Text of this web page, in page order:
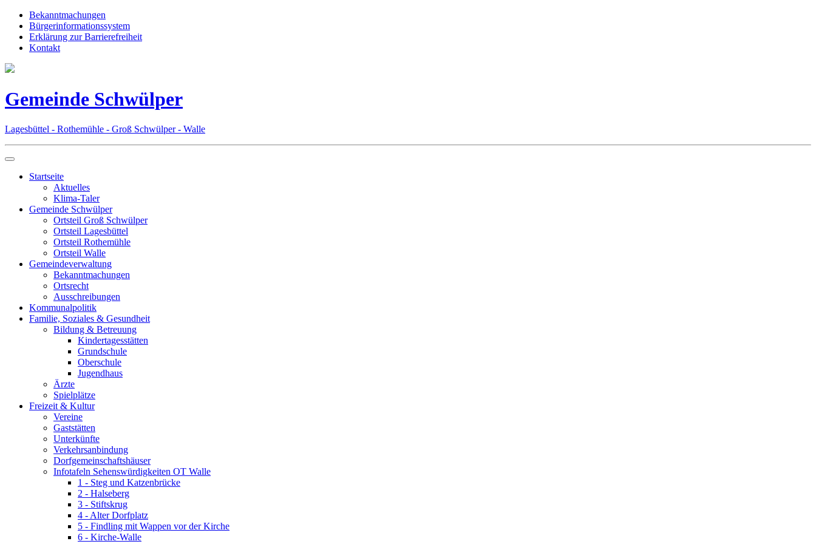
Bekanntmachungen
Bürgerinformationssystem
Erklärung zur Barrierefreiheit
Kontakt
Gemeinde Schwülper
Lagesbüttel - Rothemühle - Groß Schwülper - Walle
Startseite
Aktuelles
Klima-Taler
Gemeinde Schwülper
Ortsteil Groß Schwülper
Ortsteil Lagesbüttel
Ortsteil Rothemühle
Ortsteil Walle
Gemeindeverwaltung
Bekanntmachungen
Ortsrecht
Ausschreibungen
Kommunalpolitik
Familie, Soziales & Gesundheit
Bildung & Betreuung
Kindertagesstätten
Grundschule
Oberschule
Jugendhaus
Ärzte
Spielplätze
Freizeit & Kultur
Vereine
Gaststätten
Unterkünfte
Verkehrsanbindung
Dorfgemeinschaftshäuser
Infotafeln Sehenswürdigkeiten OT Walle
1 - Steg und Katzenbrücke
2 - Halseberg
3 - Stiftskrug
4 - Alter Dorfplatz
5 - Findling mit Wappen vor der Kirche
6 - Kirche-Walle